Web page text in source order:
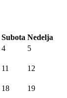
Subota Nedelja
4 5
11 12
18 19